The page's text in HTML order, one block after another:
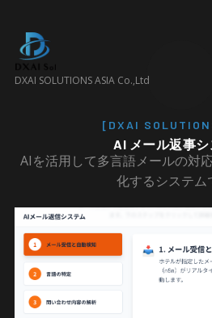
DXAI SOLUTIONS ASIA Co.,Ltd
[DXAI
AI メール返事
AIを活用して多言語メールの対
化するシステム